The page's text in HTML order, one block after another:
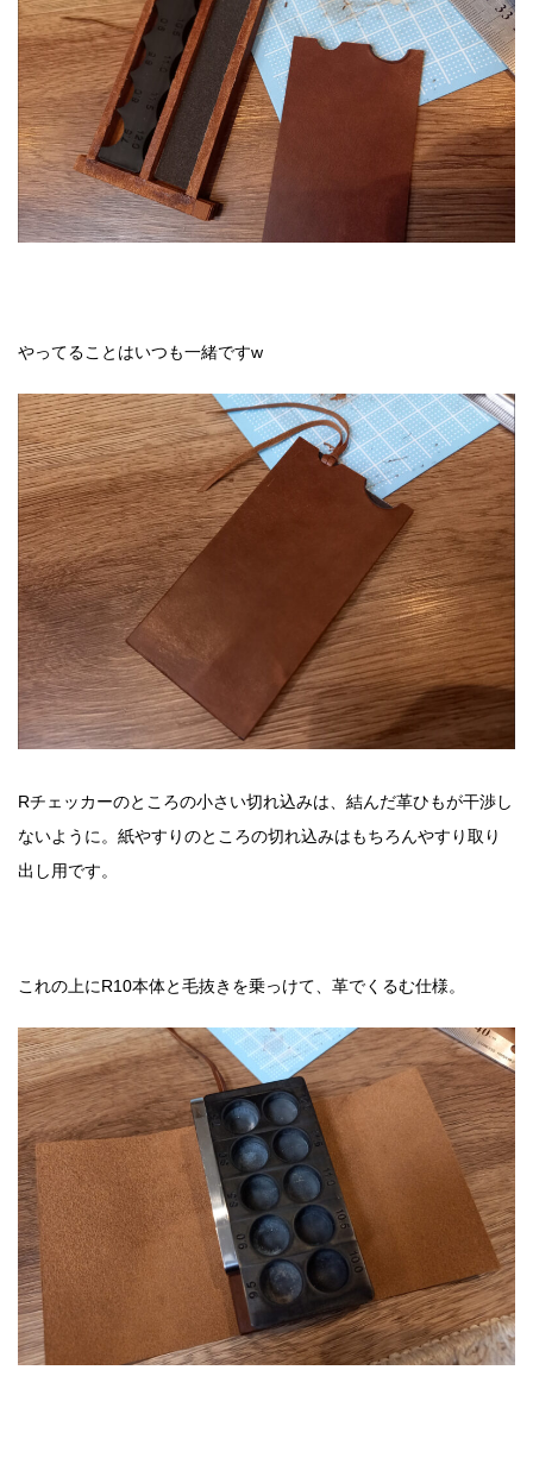
やってることはいつも一緒ですw
Rチェッカーのところの小さい切れ込みは、結んだ革ひもが干渉し
ないように。紙やすりのところの切れ込みはもちろんやすり取り
出し用です。
これの上にR10本体と毛抜きを乗っけて、革でくるむ仕様。